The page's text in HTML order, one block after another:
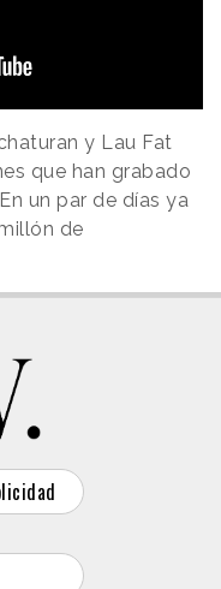
y Lau Fat
que han grabado
un par de días ya
de